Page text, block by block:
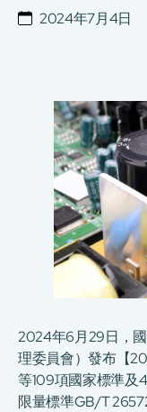
服務申請
工廠服務預約
2024年7月4日
2024年6月29日，
理委員會）發布【
等109項國家標準及
限量標準GB/T